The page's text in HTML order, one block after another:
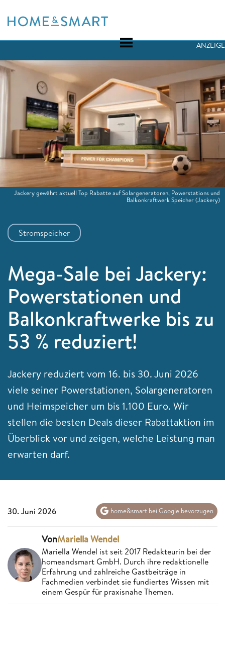
to
Stromspeicher
ANZEIGE
Mega-Sale bei Jackery:
Powerstationen und
Balkonkraftwerke bis zu
53 % reduziert!
Jackery reduziert vom 16. bis 30. Juni 2026
viele seiner Powerstationen, Solargeneratoren
und Heimspeicher um bis 1.100 Euro. Wir
stellen die besten Deals dieser Rabattaktion im
Überblick vor und zeigen, welche Leistung man
erwarten darf.
Jackery gewährt aktuell Top Rabatte auf Solargeneratoren, Powerstations und
Balkonkraftwerk Speicher(Jackery)
30. Juni 2026 home&smart bei Google bevorzugen
VonMariella Wendel
Mariella Wendel ist seit 2017 Redakteurin bei der
homeandsmart GmbH. Durch ihre redaktionelle
Erfahrung und zahlreiche Gastbeiträge in
Fachmedien verbindet sie fundiertes Wissen mit
einem Gespür für praxisnahe Themen.